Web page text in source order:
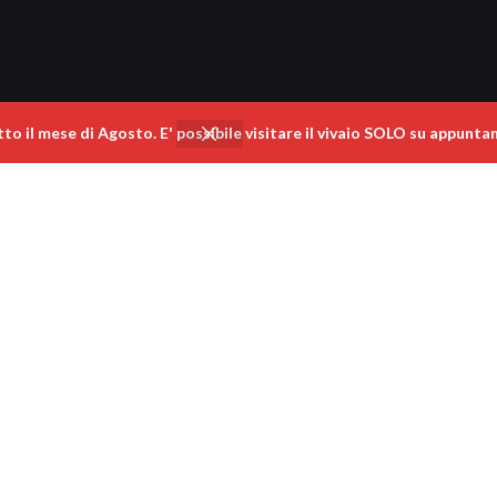
il mese di Agosto. E' possibile visitare il vivaio SOLO su